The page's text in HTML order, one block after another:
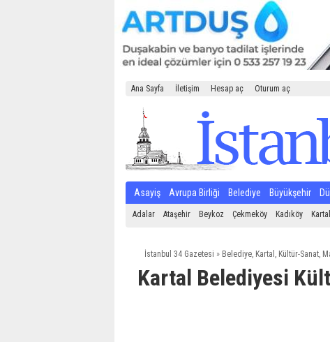
Ana Sayfa İletişim Hesap aç Oturum aç
Asayiş Avrupa Birliği Belediye Büyükşehir
Adalar Ataşehir Beykoz Çekmeköy Kadıköy Kartal
İstanbul 34 Gazetesi » Belediye, Kartal , Kültür-Sanat,
Kartal Belediyesi